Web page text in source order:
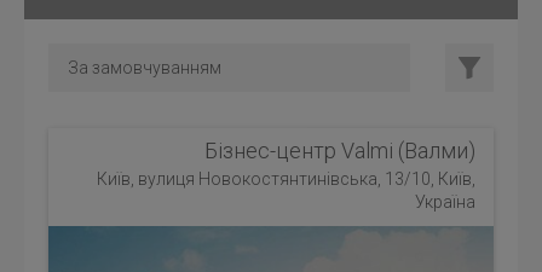
Бізнес-центр Valmi (Валми)
Київ, вулиця Новокостянтинівська, 13/10, Київ,
Україна